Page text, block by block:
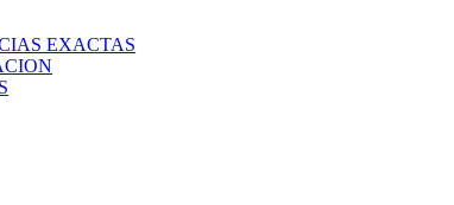
EXACTAS